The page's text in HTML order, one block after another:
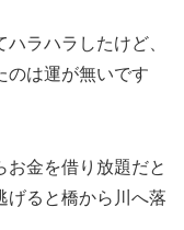
ラハラしたけど、
のは運が無いです
お金を借り放題だと
げると橋から川へ落